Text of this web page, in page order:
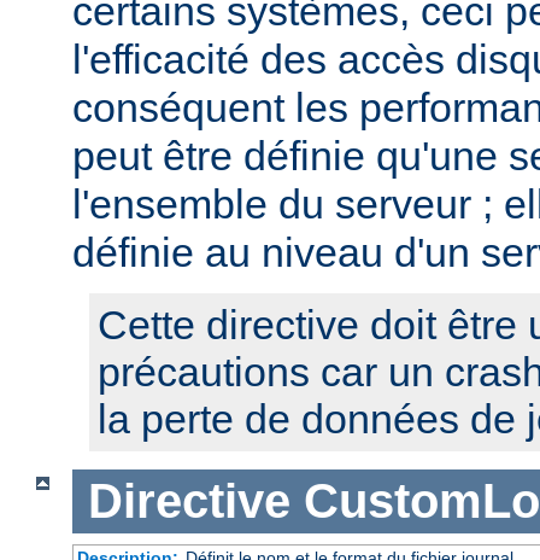
certains systèmes, ceci
l'efficacité des accès
conséquent les
peut être définie qu'une
l'ensemble du serveur ;
définie au niveau d'un
Cette directive doit être
précautions car un
la perte de données de
Directive